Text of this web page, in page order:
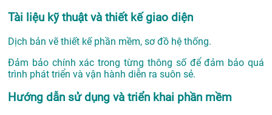
Tài liệu kỹ thuật và thiết kế giao diện
Dịch bản vẽ thiết kế phần mềm, sơ đồ hệ thống.
Đảm bảo chính xác trong từng thông số để đảm bảo quá
trình phát triển và vận hành diễn ra suôn sẻ.
Hướng dẫn sử dụng và triển khai phần mềm